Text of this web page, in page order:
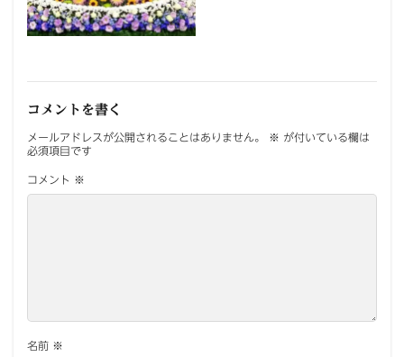
コメントを書く
メールアドレスが公開されることはありません。 ※ が付いている欄は
必須項目です
コメント ※
名前 ※